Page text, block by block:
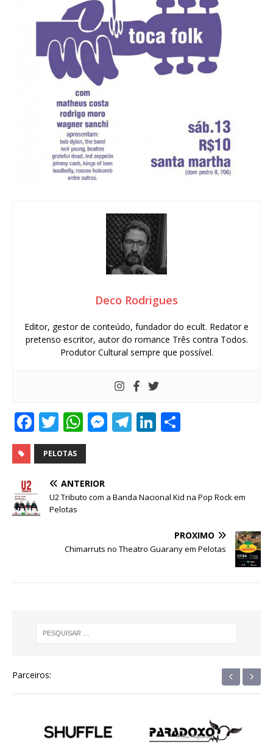
Deco Rodrigues
Editor, gestor de conteúdo, fundador do ecult. Redator e
pretenso escritor, autor do romance Três contra Todos.
Produtor Cultural sempre que possível.
F
a
c
b
o
T
w
it
te
r
W
h
at
s
A
M
n
r
T
ra
Li
dI
PELOTAS
ANTERIOR
U2 Tributo com a Banda Nacional Kid na Pop Rock em
Pelotas
PRÓXIMO
Chimarruts no Theatro Guarany em Pelotas
Parceiros: ‹ ›